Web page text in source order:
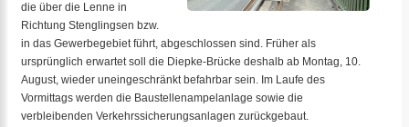
die über die Lenne in
Richtung Stenglingsen bzw.
in das Gewerbegebiet führt, abgeschlossen sind. Früher als
ursprünglich erwartet soll die Diepke-Brücke deshalb ab Montag, 10.
August, wieder uneingeschränkt befahrbar sein. Im Laufe des
Vormittags werden die Baustellenampelanlage sowie die
verbleibenden Verkehrssicherungsanlagen zurückgebaut.